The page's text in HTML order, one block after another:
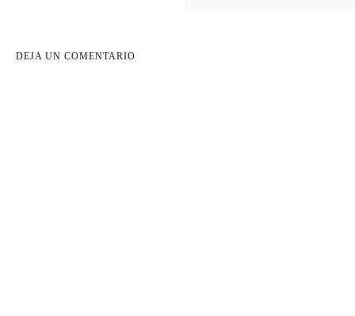
DEJA UN COMENTARIO